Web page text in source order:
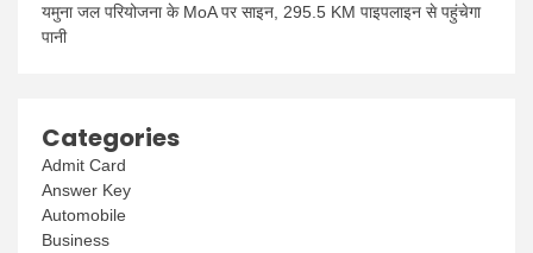
यमुना जल परियोजना के MoA पर साइन, 295.5 KM पाइपलाइन से पहुंचेगा
पानी
Categories
Admit Card
Answer Key
Automobile
Business